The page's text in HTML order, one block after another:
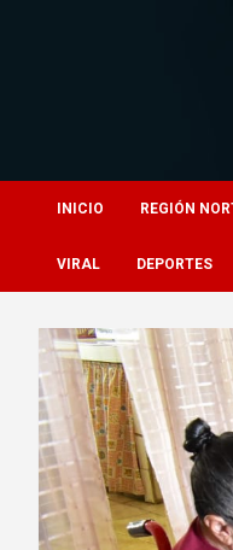
INICIO REGIÓN
VIRAL DEPORTES